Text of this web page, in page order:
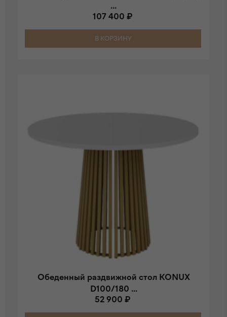
...
107 400 ₽
В КОРЗИНУ
Обеденный раздвижной стол KONUX
D100/180 ...
52 900 ₽